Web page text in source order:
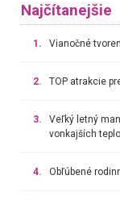
Najčítanejšie
1. Vianočné
2. TOP atrakcie
3.
Veľký letný
vonkajších
4. Obľúbené